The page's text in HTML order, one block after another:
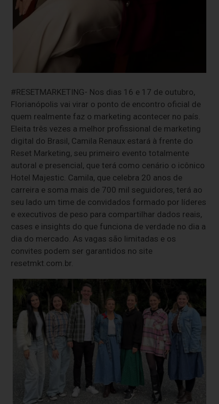
#RESETMARKETING- Nos dias 16 e 17 de outubro,
Florianópolis vai virar o ponto de encontro oficial de
quem realmente faz o marketing acontecer no país.
Eleita três vezes a melhor profissional de marketing
digital do Brasil, Camila Renaux estará à frente do
Reset Marketing, seu primeiro evento totalmente
autoral e presencial, que terá como cenário o icônico
Hotel Majestic. Camila, que celebra 20 anos de
carreira e soma mais de 700 mil seguidores, terá ao
seu lado um time de convidados formado por líderes
e executivos de peso para compartilhar dados reais,
cases e insights do que funciona de verdade no dia a
dia do mercado. As vagas são limitadas e os
convites podem ser garantidos no site
resetmkt.com.br.